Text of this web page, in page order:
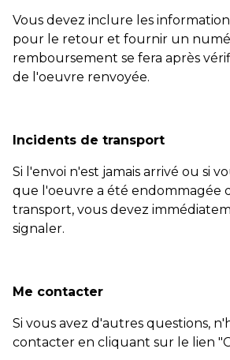
Vous devez inclure les
pour le retour et fournir un
remboursement se fera après
de l'oeuvre renvoyée.
Incidents de transport
Si l'envoi n'est jamais arrivé ou si
que l'oeuvre a été endommagée
transport, vous devez
signaler.
Me contacter
Si vous avez d'autres questions,
contacter en cliquant sur le lien